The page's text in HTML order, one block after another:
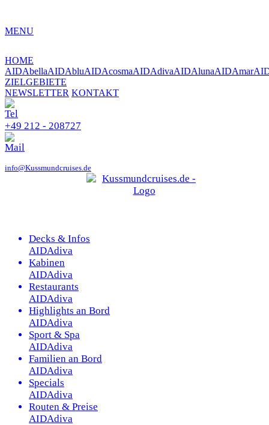
MENU
HOME
AIDAbellaAIDAbluAIDAcosmaAIDAdivaAIDAlunaAIDAmar
ZIELGEBIETE
NEWSLETTER KONTAKT
+49 212 - 208727
info@Kussmundcruises.de
Decks & Infos
AIDAdiva
Kabinen
AIDAdiva
Restaurants
AIDAdiva
Highlights an Bord
AIDAdiva
Sport & Spa
AIDAdiva
Familien an Bord
AIDAdiva
Specials
AIDAdiva
Routen & Preise
AIDAdiva